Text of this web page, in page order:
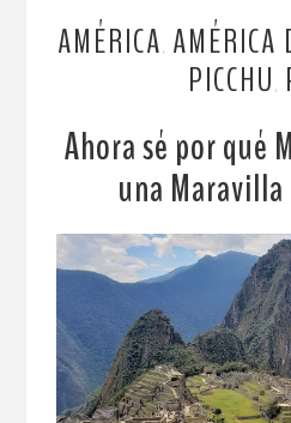
AMÉRICA AMÉRICA
PICCHU
Ahora sé por qué
una